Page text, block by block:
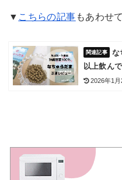
▼ こちらの記事 もあわせ
な
以上飲ん
2026年1月